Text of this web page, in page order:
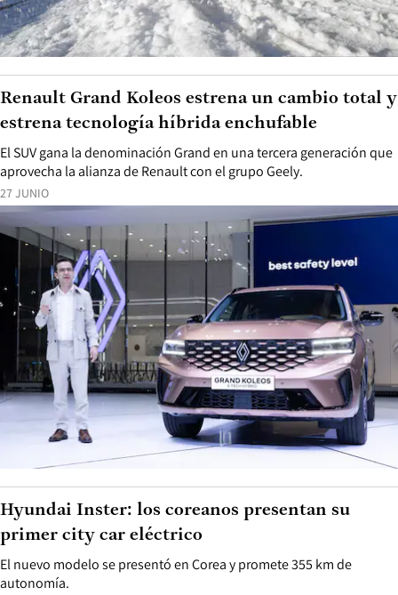
27 JUNIO
El SUV gana la denominación Grand en una tercera generación que
aprovecha la alianza de Renault con el grupo Geely.
Renault Grand Koleos estrena un cambio total y
estrena tecnología híbrida enchufable
El nuevo modelo se presentó en Corea y promete 355 km de
autonomía.
Hyundai Inster: los coreanos presentan su
primer city car eléctrico